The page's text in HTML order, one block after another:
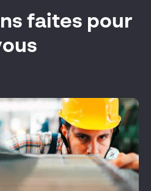
faites pour